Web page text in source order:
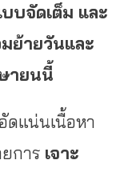
บจัดเต็ม และ
ย้ายวันและ
ษายนนี้
ดแน่นเนื้อหา
การ เจาะ